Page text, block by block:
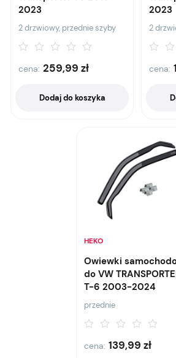
2023
2 drzwiowy, przednie szyby
cena: 259,99 zł
Dodaj do koszyka
2023
2
cena:
HEKO
Owiewki
do VW
T-6 2003-2024
przednie
cena: 139,99 zł